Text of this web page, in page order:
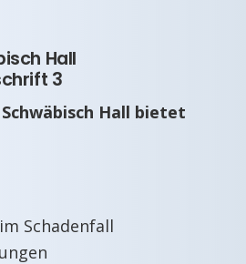
Hall
3
Hall bietet
Schadenfall